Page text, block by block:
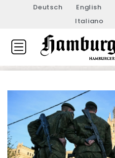
Deutsch English
Italiano